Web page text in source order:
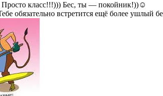
класс!!!))) Бес, ты — покойник!))☺
обязательно встретится ещё более ушлый